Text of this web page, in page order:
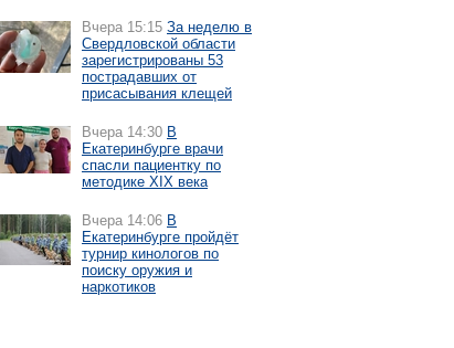
Вчера 15:15 За неделю в
Свердловской области
зарегистрированы 53
пострадавших от
присасывания клещей
Вчера 14:30 В
Екатеринбурге врачи
спасли пациентку по
методике XIX века
Вчера 14:06 В
Екатеринбурге пройдёт
турнир кинологов по
поиску оружия и
наркотиков